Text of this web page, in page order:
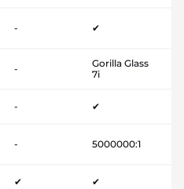
- ✔
-
Gorilla Glass
7i
- ✔
- 5000000:1
✔ ✔